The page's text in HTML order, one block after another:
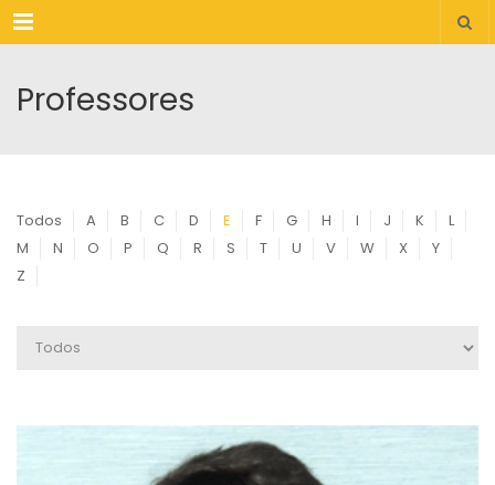
Menu
Professores
Todos A B C D E F G H I J K
L
M
N O P Q R S T U V W X
Y
Z